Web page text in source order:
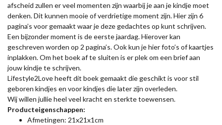
afscheid zullen er veel momenten zijn waarbij je aan je kindje moet
denken. Dit kunnen mooie of verdrietige moment zijn. Hier zijn 6
pagina’s voor gemaakt waar je deze gedachtes op kunt schrijven.
Een bijzonder moment is de eerste jaardag. Hierover kan
geschreven worden op 2 pagina’s. Ook kun je hier foto’s of kaartjes
inplakken. Om het boek af te sluiten is er plek om een brief aan
jouw kindje te schrijven.
Lifestyle2Love heeft dit boek gemaakt die geschikt is voor stil
geboren kindjes en voor kindjes die later zijn overleden.
Wij willen jullie heel veel kracht en sterkte toewensen.
Producteigenschappen:
Afmetingen: 21x21x1cm